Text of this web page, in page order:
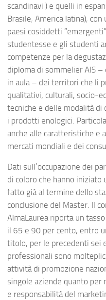
scandinavi ) e quelli in
Brasile, America latina),
paesi cosiddetti
studentesse e gli studenti
competenze per la
diploma di sommelier AIS
in aula – dei territori che li
qualitativi, culturali, socio-
tecniche e delle modalità di
i prodotti enologici.
anche alle caratteristiche e
mercati mondiali e dei
Dati sull’occupazione dei
di coloro che hanno iniziato
fatto già al termine dello
conclusione del Master. Il
AlmaLaurea riporta un
il 65 e 90 per cento, entro
titolo, per le precedenti sei
professionali sono
attività di promozione
singole aziende quanto per
e responsabilità del